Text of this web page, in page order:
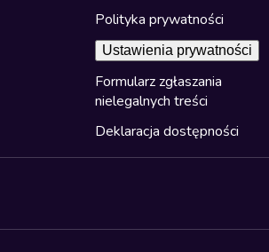
Polityka prywatności
Ustawienia prywatności
Formularz zgłaszania
nielegalnych treści
Deklaracja dostępności